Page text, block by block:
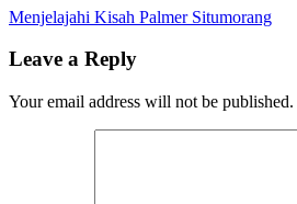
Menjelajahi Kisah Palmer Situmorang
Leave a Reply
Your email address will not be published.